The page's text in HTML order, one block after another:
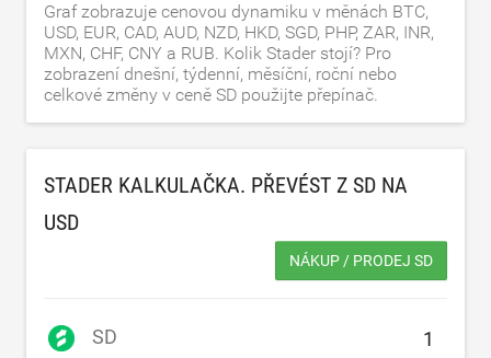
Graf zobrazuje cenovou dynamiku v měnách BTC,
USD, EUR, CAD, AUD, NZD, HKD, SGD, PHP, ZAR, INR,
MXN, CHF, CNY a RUB. Kolik Stader stojí? Pro
zobrazení dnešní, týdenní, měsíční, roční nebo
celkové změny v ceně SD použijte přepínač.
STADER KALKULAČKA. PŘEVÉST Z SD NA
USD
NÁKUP / PRODEJ SD
SD